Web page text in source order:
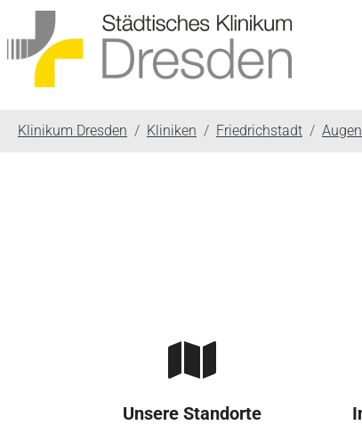
Klinikum Dresden Kliniken Friedrichstadt
Unsere Standorte